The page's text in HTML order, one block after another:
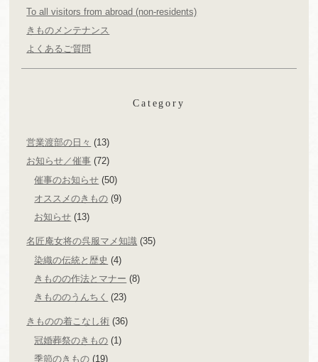
To all visitors from abroad (non-residents)
きものメンテナンス
よくあるご質問
Category
営業渡部の日々 (13)
お知らせ／催事 (72)
催事のお知らせ (50)
オススメのきもの (9)
お知らせ (13)
名匠庵女将の呉服マメ知識 (35)
染織の伝統と歴史 (4)
きものの作法とマナー (8)
きもののうんちく (23)
きものの着こなし術 (36)
冠婚葬祭のきもの (1)
季節のきもの (19)